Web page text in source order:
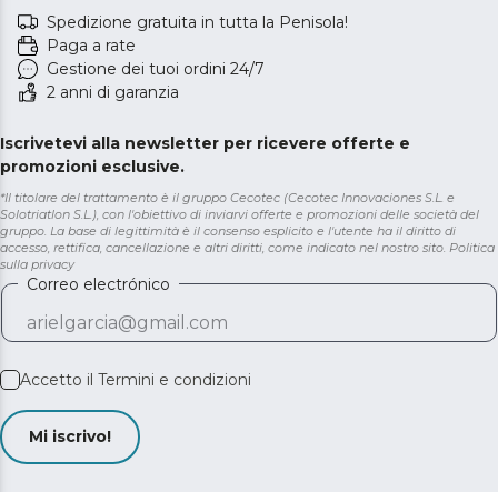
Spedizione gratuita in tutta la Penisola!
Paga a rate
Gestione dei tuoi ordini 24/7
2 anni di garanzia
Iscrivetevi alla newsletter per ricevere offerte e
promozioni esclusive.
*Il titolare del trattamento è il gruppo Cecotec (Cecotec Innovaciones S.L. e
Solotriatlon S.L.), con l'obiettivo di inviarvi offerte e promozioni delle società del
gruppo. La base di legittimità è il consenso esplicito e l'utente ha il diritto di
accesso, rettifica, cancellazione e altri diritti, come indicato nel nostro sito. Politica
sulla privacy
Correo electrónico
Accetto il Termini e condizioni
Mi iscrivo!